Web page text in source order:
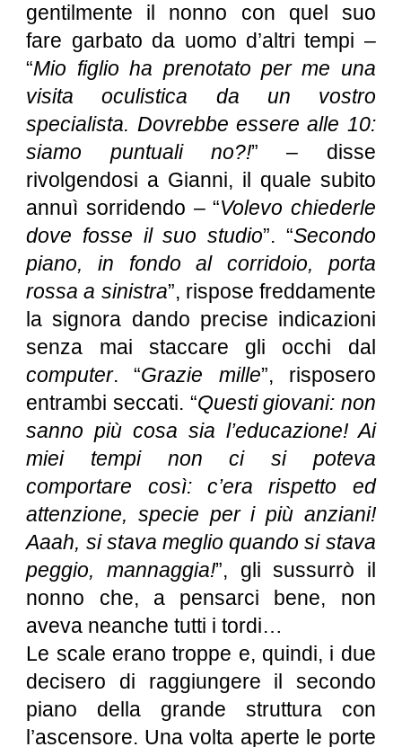
gentilmente il nonno con quel suo
fare garbato da uomo d’altri tempi –
“Mio figlio ha prenotato per me una
visita oculistica da un vostro
specialista. Dovrebbe essere alle 10:
siamo puntuali no?!” – disse
rivolgendosi a Gianni, il quale subito
annuì sorridendo – “Volevo chiederle
dove fosse il suo studio”. “Secondo
piano, in fondo al corridoio, porta
rossa a sinistra”, rispose freddamente
la signora dando precise indicazioni
senza mai staccare gli occhi dal
computer. “Grazie mille”, risposero
entrambi seccati. “Questi giovani: non
sanno più cosa sia l’educazione! Ai
miei tempi non ci si poteva
comportare così: c’era rispetto ed
attenzione, specie per i più anziani!
Aaah, si stava meglio quando si stava
peggio, mannaggia!”, gli sussurrò il
nonno che, a pensarci bene, non
aveva neanche tutti i tordi…
Le scale erano troppe e, quindi, i due
decisero di raggiungere il secondo
piano della grande struttura con
l’ascensore. Una volta aperte le porte